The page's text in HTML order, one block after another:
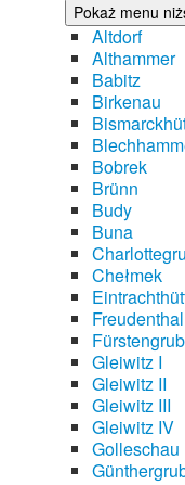
Pokaż menu
Altdorf
Althammer
Babitz
Birkenau
Bobrek
Brünn
Budy
Buna
Chełmek
Freudenthal
Gleiwitz I
Gleiwitz II
Gleiwitz III
Gleiwitz IV
Golleschau